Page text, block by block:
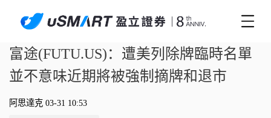
富途(FUTU.US)：遭美列除牌臨時名單
並不意味近期將被強制摘牌和退市
阿思達克 03-31 10:53